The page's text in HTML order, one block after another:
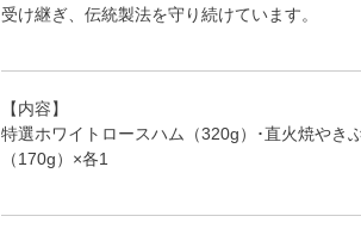
受け継ぎ、伝統製法を守り続けています。
【内容】
特選ホワイトロースハム（320g）･直火焼やき
（170g）×各1